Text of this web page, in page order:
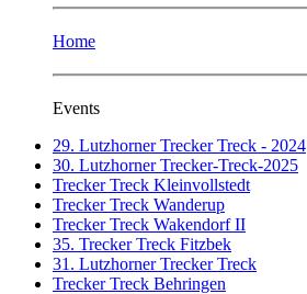
Home
Events
29. Lutzhorner Trecker Treck - 2024
30. Lutzhorner Trecker-Treck-2025
Trecker Treck Kleinvollstedt
Trecker Treck Wanderup
Trecker Treck Wakendorf II
35. Trecker Treck Fitzbek
31. Lutzhorner Trecker Treck
Trecker Treck Behringen